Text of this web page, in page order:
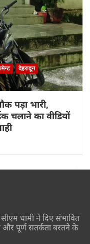
देहरादून
पड़ा भारी,
चलाने का वीडियों
धामी ने दिए संभावित
और पूर्ण सतर्कता बरतने के